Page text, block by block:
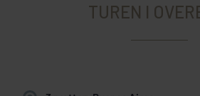
TUREN I